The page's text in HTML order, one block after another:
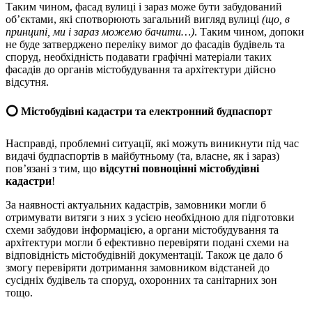
Таким чином, фасад вулиці і зараз може бути забудований
об’єктами, які спотворюють загальний вигляд вулиці (що, в
принципі, ми і зараз можемо бачити…). Таким чином, допоки
не буде затверджено переліку вимог до фасадів будівель та
споруд, необхідність подавати графічні матеріали таких
фасадів до органів містобудування та архітектури дійсно
відсутня.
⭕️ Містобудівні кадастри та електронний будпаспорт
Насправді, проблемні ситуації, які можуть виникнути під час
видачі будпаспортів в майбутньому (та, власне, як і зараз)
пов’язані з тим, що відсутні повноцінні містобудівні
кадастри!
За наявності актуальних кадастрів, замовники могли б
отримувати витяги з них з усією необхідною для підготовки
схеми забудови інформацією, а органи містобудування та
архітектури могли б ефективно перевіряти подані схеми на
відповідність містобудівній документації. Також це дало б
змогу перевіряти дотримання замовником відстаней до
сусідніх будівель та споруд, охоронних та санітарних зон
тощо.